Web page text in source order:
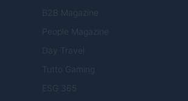
B2B Magazine
People Magazine
Day Travel
Tutto Gaming
ESG 365